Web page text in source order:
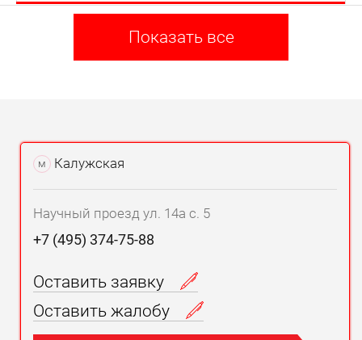
Показать все
м Калужская
Научный проезд ул. 14а с. 5
+7 (495) 374-75-88
Оставить заявку
Оставить жалобу